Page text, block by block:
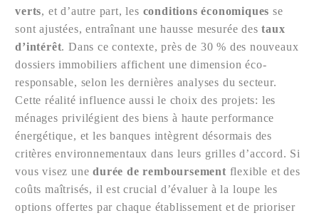
verts, et d’autre part, les conditions économiques se
sont ajustées, entraînant une hausse mesurée destaux
d’intérêt. Dans ce contexte, près de 30 % des nouveaux
dossiers immobiliers affichent une dimension éco-
responsable, selon les dernières analyses du secteur.
Cette réalité influence aussi le choix des projets: les
ménages privilégient des biens à haute performance
énergétique, et les banques intègrent désormais des
critères environnementaux dans leurs grilles d’accord. Si
vous visez unedurée de remboursement flexible et des
coûts maîtrisés, il est crucial d’évaluer à la loupe les
options offertes par chaque établissement et de prioriser